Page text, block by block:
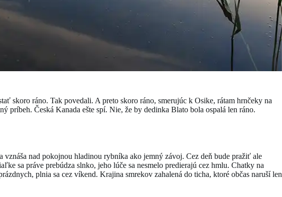
skoro ráno. Tak povedali. A preto skoro ráno, smerujúc k Osike, rátam hrnčeky na
príbeh. Česká Kanada ešte spí. Nie, že by dedinka Blato bola ospalá len ráno.
vznáša nad pokojnou hladinou rybníka ako jemný závoj. Cez deň bude pražiť ale
sa práve prebúdza slnko, jeho lúče sa nesmelo predierajú cez hmlu. Chatky na
plnia sa cez víkend. Krajina smrekov zahalená do ticha, ktoré občas naruší len